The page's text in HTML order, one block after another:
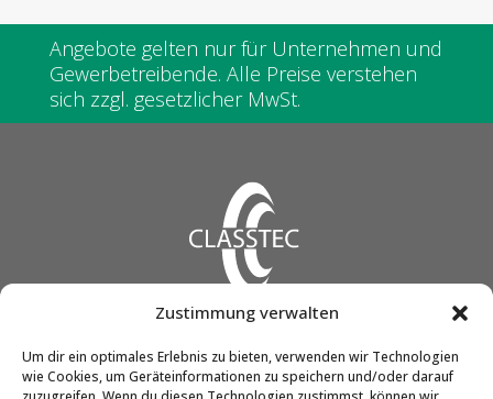
Zustimmung verwalten
Um dir ein optimales Erlebnis zu bieten, verwenden wir Technologien
wie Cookies, um Geräteinformationen zu speichern und/oder darauf
double
action
•
for
Menge
Angebote gelten nur für Unternehmen und
Gewerbetreibende. Alle Preise verstehen
sich zzgl. gesetzlicher MwSt.
CLASSTEC GmbH & Co. KG
Friedrich-Engels-Str. 12